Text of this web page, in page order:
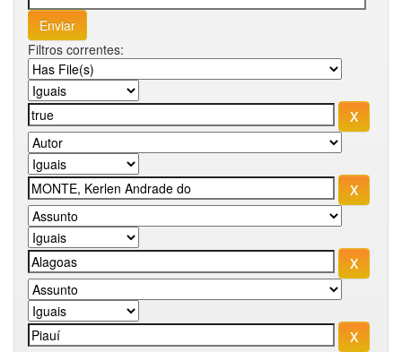
Filtros correntes: